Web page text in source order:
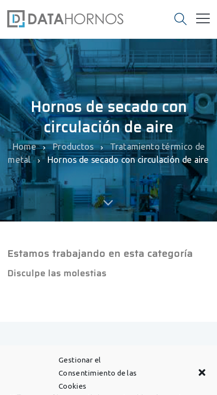
Gestionar el
Consentimiento de las
Cookies
Hornos de secado con
circulación de aire
Home Productos
Tratamiento térmico de
metal
Hornos de secado con circulación de aire
Estamos trabajando en esta categoría
Disculpe las molestias
Sobre nosotros
Data Hornos con su representada